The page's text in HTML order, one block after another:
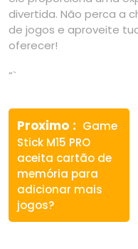
divertida. Não perca a
de jogos e aproveite
oferecer!
“`
Navegação
de
Post
Proximo
Previous
post:
Game
Stick M15 PRO
aceita cartão de
memória para
adicionar mais
jogos?